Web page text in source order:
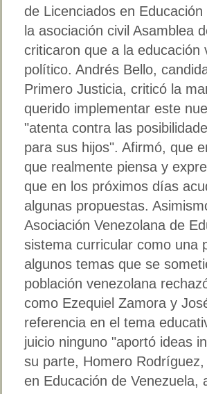
de Licenciados en
la asociación civil Asamblea
criticaron que a la
político. Andrés Bello,
Primero Justicia, criticó la
querido implementar este
"atenta contra las
para sus hijos". Afirmó, que
que realmente piensa y
que en los próximos días
algunas propuestas.
Asociación Venezolana de
sistema curricular como una
algunos temas que se
población venezolana
como Ezequiel Zamora y
referencia en el tema
juicio ninguno "aportó ideas
su parte, Homero
en Educación de